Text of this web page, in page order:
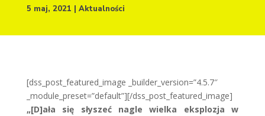
5 maj, 2021 Aktualności
[dss_post_featured_image _builder_version=”4.5.7″
_module_preset=”default”][/dss_post_featured_image]
„[D]ała się słyszeć nagle wielka eksplozja w